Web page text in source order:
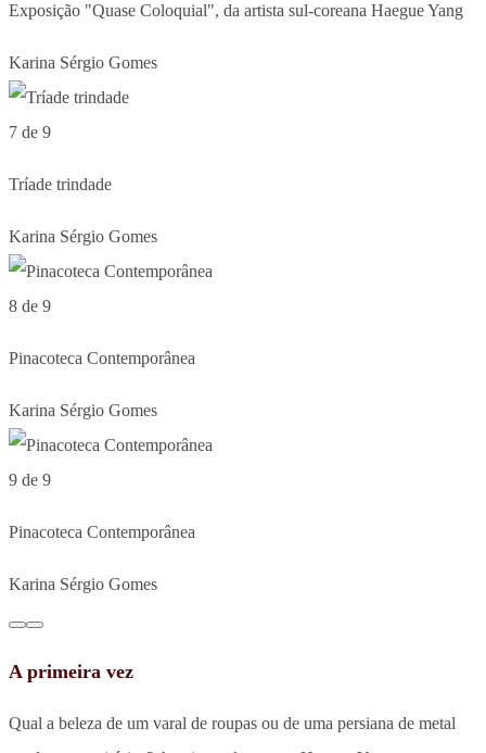
Exposição "Quase Coloquial", da artista sul-coreana Haegue Yang
Karina Sérgio Gomes
7 de 9
Tríade trindade
Karina Sérgio Gomes
8 de 9
Pinacoteca Contemporânea
Karina Sérgio Gomes
9 de 9
Pinacoteca Contemporânea
Karina Sérgio Gomes
A primeira vez
Qual a beleza de um varal de roupas ou de uma persiana de metal